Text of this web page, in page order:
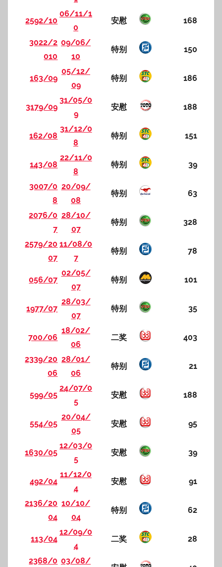
2592/10
06/11/1
0
安慰 168
3022/2
010
09/06/
10
特别 150
163/09
05/12/
09
特别 186
3179/09
31/05/0
9
安慰 188
162/08
31/12/0
8
特别 151
143/08
22/11/0
8
特别 39
3007/0
8
20/09/
08
特别 63
2076/0
7
28/10/
07
特别 328
2579/20
07
11/08/0
7
特别 78
056/07
02/05/
07
特别 101
1977/07
28/03/
07
特别 35
700/06
18/02/
06
二奖 403
2339/20
06
28/01/
06
特别 21
599/05
24/07/0
5
安慰 188
554/05
20/04/
05
安慰 95
1630/05
12/03/0
5
安慰 39
492/04
11/12/0
4
安慰 91
2136/20
04
10/10/
04
特别 62
113/04
12/09/0
4
二奖 28
2368/0 03/08/